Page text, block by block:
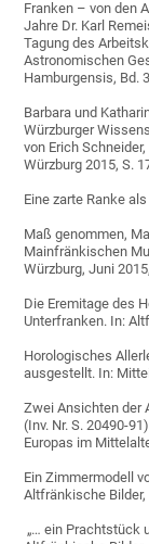
Franken – von den
Jahre Dr. Karl
Tagung des
Astronomischen
Hamburgensis, Bd.
Barbara und
Würzburger
von Erich
Würzburg 2015, S.
Eine zarte Ranke
Maß genommen,
Mainfränkischen
Würzburg, Juni
Die Eremitage des
Unterfranken. In:
Horologisches
ausgestellt. In:
Zwei Ansichten der
(Inv. Nr. S. 20490-
Europas im
Ein Zimmermodell
Altfränkische Bilder,
„… ein Prachtstück